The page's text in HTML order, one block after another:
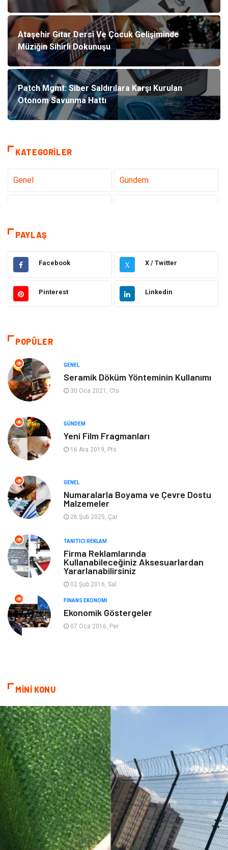
Ataşehir Gitar Dersi Ve Çocuk Gelişiminde
Müziğin Sihirli Dokunuşu
Patch Mgmt: Siber Saldırılara Karşı Kurulan
Otonom Savunma Hattı
KATEGORILER
Genel Gündem
Eğitim
Hukuk Sağlıklı Yaşam
Elektrik Elektronik Giyim
Bilgisayar & Yazılım
Gıda
Makine
İnternet
Organizasyon Yeme İçme
Gayrimenkul Güzellik & Bakım
Anne Çocuk
Nakliye
Cam Mobilya
Spor Malzemeleri
Sigorta
PAYLAŞ
Facebook X X / Twitter
Pinterest Linkedin
POPÜLER
GENEL
Seramik Döküm Yönteminin Kullanımı
30 Oca 2021, Cts
GÜNDEM
Yeni Film Fragmanları
16 Ara 2019, Pts
GENEL
Numaralarla Boyama ve Çevre Dostu
Malzemeler
26 Şub 2025, Çar
TANITICI REKLAM
Firma Reklamlarında
Kullanabileceğiniz Aksesuarlardan
Yararlanabilirsiniz
02 Şub 2016, Sal
FINANS EKONOMI
Ekonomik Göstergeler
07 Oca 2016, Per
MİNİ KONU